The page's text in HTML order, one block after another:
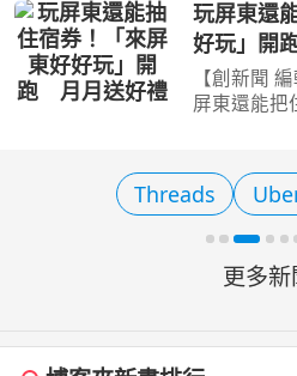
被忽略，卻
揭開二氧化
玩屏東還
好玩」開
【創新聞
屏東還能把
錄抽獎活動
止，民眾只
Threads
更多新